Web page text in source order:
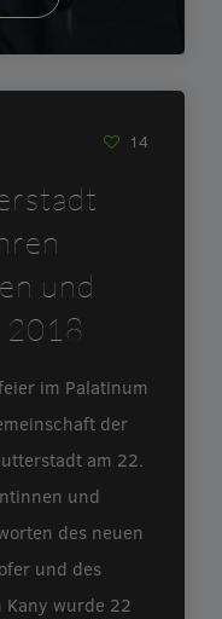
14
und
im Palatinum
der
am 22.
und
des neuen
und des
wurde 22